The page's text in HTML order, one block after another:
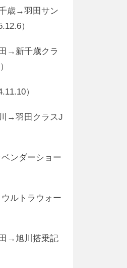
歳→羽田サン
）
→新千歳クラ
）
→羽田クラスJ
ベンダーショー
ルトラウォー
→旭川搭乗記